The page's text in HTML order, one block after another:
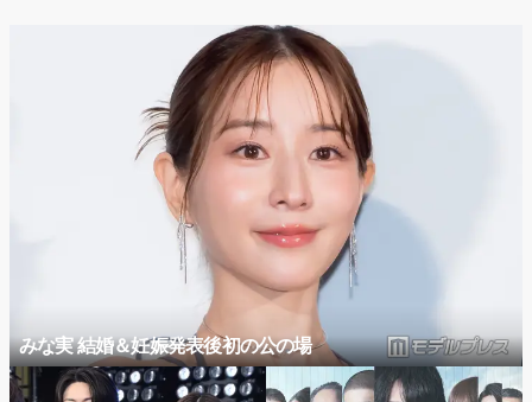
みな実 結婚＆妊娠発表後初の公の場